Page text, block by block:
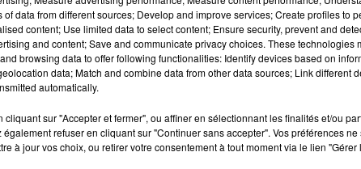
10h00 - 12h00
RDL WEEKEND
autre.
prévue à votre domicile.
la gendarmerie.
of data from different sources; Develop and improve services; Create profiles to
content; Use limited data to select content; Ensure security, prevent and
and content; Save and communicate privacy choices. These technologies
browsing data to offer following functionalities: Identify devices based on
data; Match and combine data from other data sources; Link different
automatically.
cliquant sur "Accepter et fermer", ou affiner en sélectionnant les finalités et/ou
également refuser en cliquant sur "Continuer sans accepter". Vos préférences
à jour vos choix, ou retirer votre consentement à tout moment via le lien